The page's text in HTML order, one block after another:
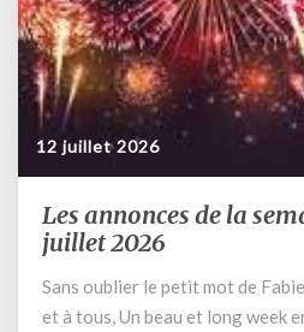
heures
12 juillet 2026
Les
annonces
la
semaine
Les annonces de la
juillet 2026
Sans oublier le petit mot de
et à tous, Un beau et long week